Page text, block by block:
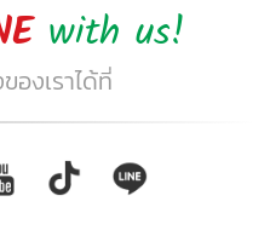
with us!
องเราได้ที่